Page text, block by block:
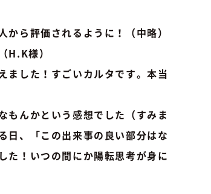
ら評価されるように！（中略）
H.K様）
ました！すごいカルタです。本当
もんかという感想でした（すみま
日、「この出来事の良い部分はな
た！いつの間にか陽転思考が身に